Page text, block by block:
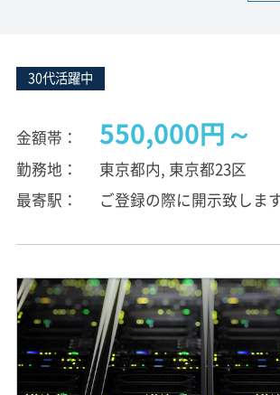
30代活躍中
金額帯 550,000円～
勤務地
東京都内, 東京都23区
最寄駅
ご登録の際に開示致しま